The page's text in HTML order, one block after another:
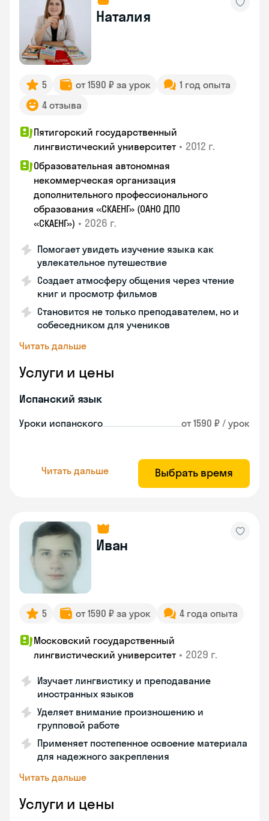
Наталия
5 от 1590 ₽ за урок
1 год опыта
4 отзыва
Пятигорский государственный
лингвистический университет • 2012 г.
Образовательная автономная
некоммерческая организация
дополнительного профессионального
образования «СКАЕНГ» (ОАНО ДПО
«СКАЕНГ») • 2026 г.
Помогает увидеть изучение языка как
увлекательное путешествие
Создает атмосферу общения через чтение
книг и просмотр фильмов
Становится не только преподавателем, но и
собеседником для учеников
Читать дальше
Услуги и цены
Испанский язык
Уроки испанского от 1590 ₽ / урок
Читать дальше Выбрать время
Иван
5 от 1590 ₽ за урок 4 года опыта
Московский государственный
лингвистический университет • 2029 г.
Изучает лингвистику и преподавание
иностранных языков
Уделяет внимание произношению и
групповой работе
Применяет постепенное освоение материала
для надежного закрепления
Читать дальше
Услуги и цены